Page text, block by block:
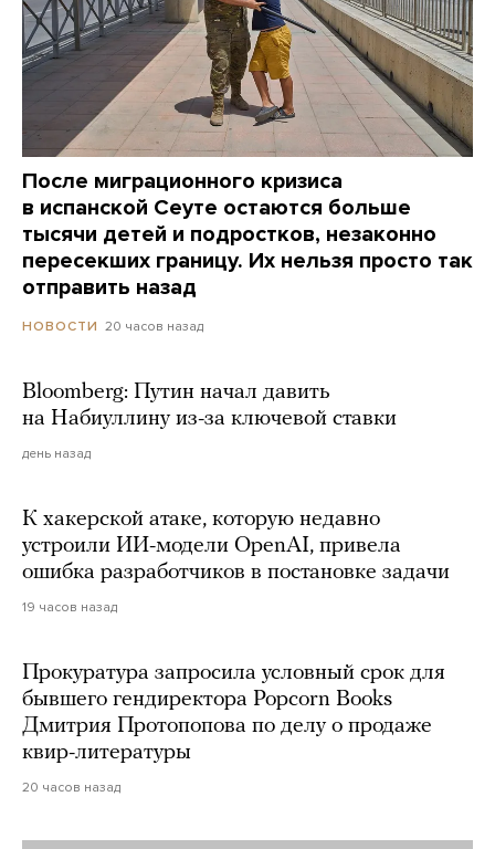
После миграционного кризиса
в испанской Сеуте остаются больше
тысячи детей и подростков, незаконно
пересекших границу. Их нельзя просто так
отправить назад
НОВОСТИ 20 часов назад
Bloomberg: Путин начал давить
на Набиуллину из-за ключевой ставки
день назад
К хакерской атаке, которую недавно
устроили ИИ-модели OpenAI, привела
ошибка разработчиков в постановке задачи
19 часов назад
Прокуратура запросила условный срок для
бывшего гендиректора Popcorn Books
Дмитрия Протопопова по делу о продаже
квир-литературы
20 часов назад